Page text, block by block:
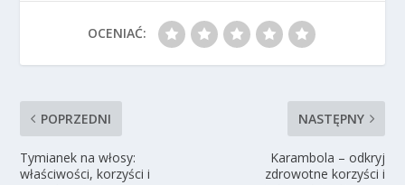
OCENIAĆ:
POPRZEDNI
Tymianek na włosy:
właściwości, korzyści i
NASTĘPNY
Karambola – odkryj
zdrowotne korzyści i